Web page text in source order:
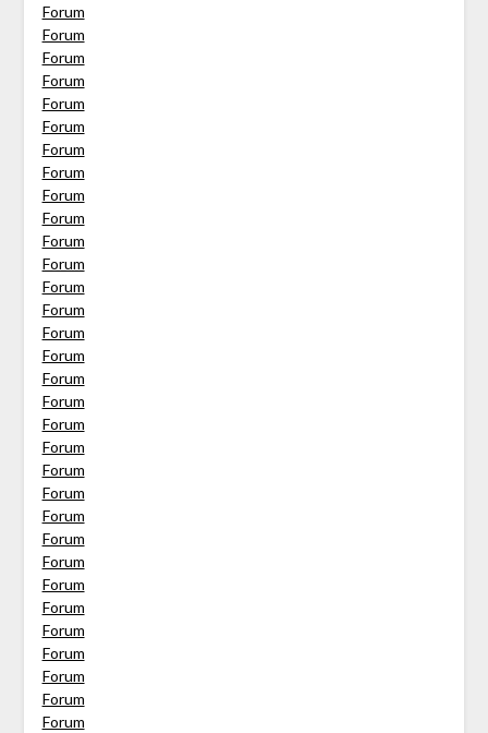
Forum
Forum
Forum
Forum
Forum
Forum
Forum
Forum
Forum
Forum
Forum
Forum
Forum
Forum
Forum
Forum
Forum
Forum
Forum
Forum
Forum
Forum
Forum
Forum
Forum
Forum
Forum
Forum
Forum
Forum
Forum
Forum